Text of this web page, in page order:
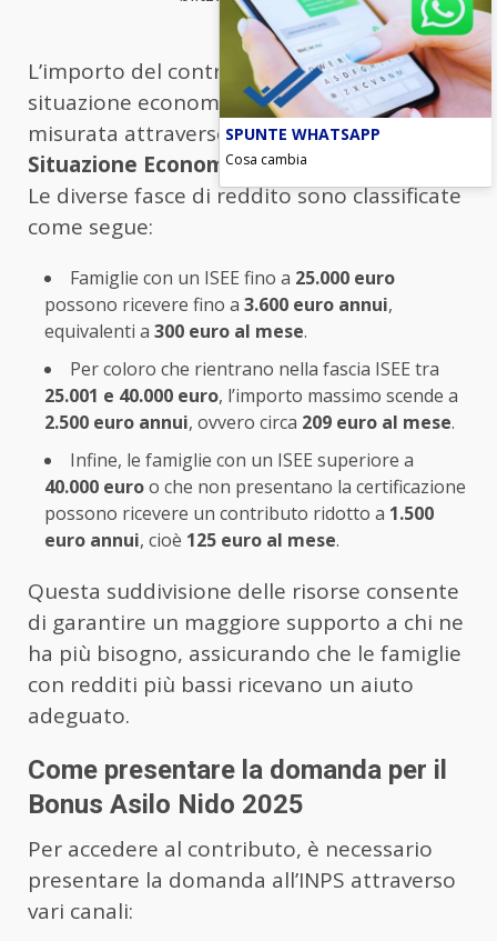
L’importo del contributo varia in base alla
situazione economica della famiglia,
misurata attraverso l’Indicatore della
Situazione Economica Equivalente (ISEE)
Le diverse fasce di reddito sono classificate
come segue:
Famiglie con un ISEE fino a 25.000 euro
possono ricevere fino a 3.600 euro annui,
equivalenti a 300 euro al mese.
Per coloro che rientrano nella fascia ISEE tra
25.001 e 40.000 euro, l’importo massimo scende a
2.500 euro annui, ovvero circa 209 euro al mese.
Infine, le famiglie con un ISEE superiore a
40.000 euroo che non presentano la certificazione
possono ricevere un contributo ridotto a 1.500
euro annui, cioè 125 euro al mese.
Questa suddivisione delle risorse consente
di garantire un maggiore supporto a chi ne
ha più bisogno, assicurando che le famiglie
con redditi più bassi ricevano un aiuto
adeguato.
Come presentare la domanda per il
Bonus Asilo Nido 2025
Per accedere al contributo, è necessario
presentare la domanda all’INPS attraverso
vari canali:
SPUNTE WHATSAPP
Cosa cambia